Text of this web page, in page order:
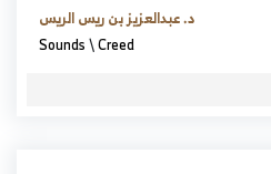
د. عبدالعزيز بن ريس الريس
Sounds\Creed